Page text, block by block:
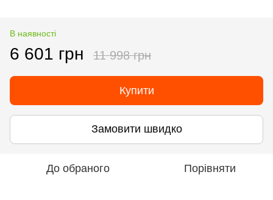
В наявності
6 601 грн 11 998 грн
Купити
Замовити швидко
До обраного Порівняти